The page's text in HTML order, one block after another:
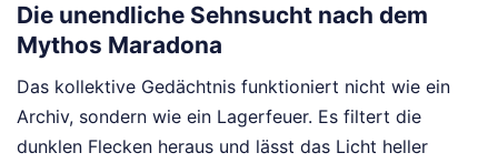
Die unendliche Sehnsucht nach dem
Mythos Maradona
Das kollektive Gedächtnis funktioniert nicht wie ein
Archiv, sondern wie ein Lagerfeuer. Es filtert die
dunklen Flecken heraus und lässt das Licht heller